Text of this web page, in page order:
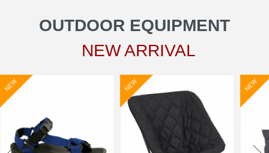
OUTDOOR EQUIPMENT
NEW ARRIVAL
NEW NEW NEW